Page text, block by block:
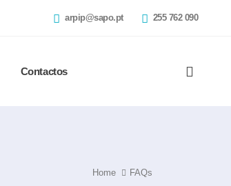
arpip@sapo.pt 255 762 090
Contactos
Home FAQs